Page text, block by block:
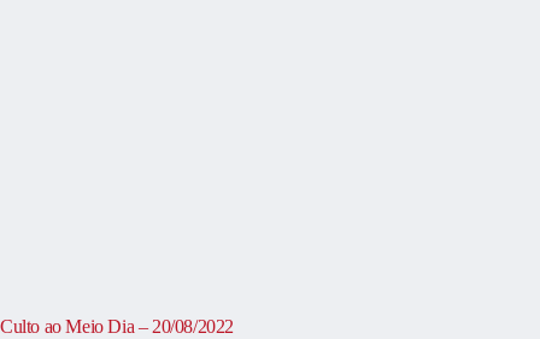
Culto ao Meio Dia – 20/08/2022